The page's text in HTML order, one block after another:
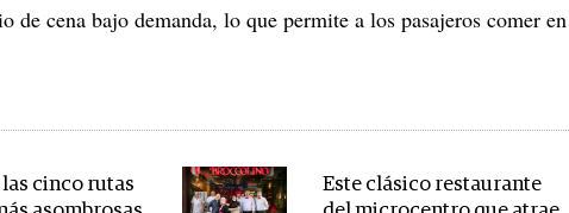
de cena bajo demanda, lo que permite a los pasajeros comer en
las cinco rutas
Este clásico restaurante